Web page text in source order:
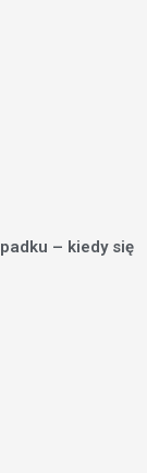
– kiedy się